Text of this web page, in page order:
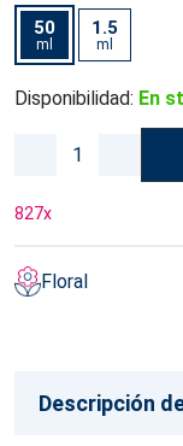
50
ml
1.5
ml
Disponibilidad: En
827x
Floral
Descripción